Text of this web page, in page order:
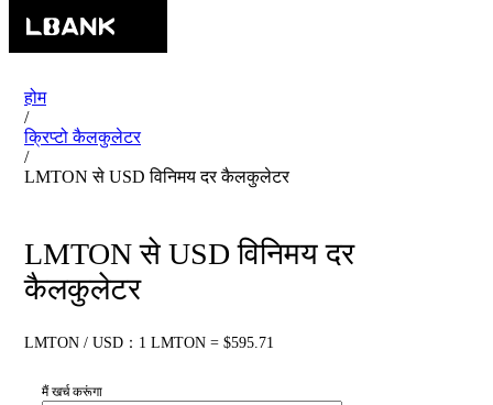
होम
/
क्रिप्टो कैलकुलेटर
/
LMTON से USD विनिमय दर कैलकुलेटर
LMTON से USD विनिमय दर
कैलकुलेटर
LMTON / USD：1 LMTON = $595.71
मैं खर्च करूंगा